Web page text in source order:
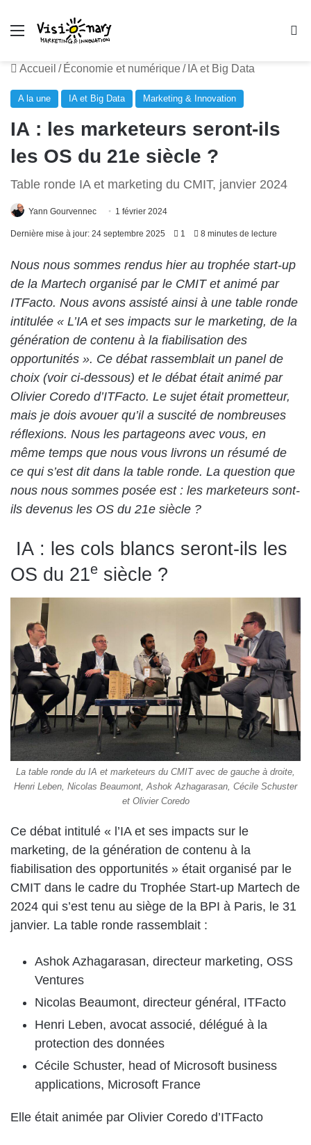
Menu
Accueil / Économie et numérique/ IA et Big Data
A la une IA et Big Data Marketing & Innovation
IA : les marketeurs seront-ils
les OS du 21e siècle ?
Table ronde IA et marketing du CMIT, janvier 2024
Yann Gourvennec 1 février 2024
Dernière mise à jour: 24 septembre 2025 1 8 minutes de lecture
Nous nous sommes rendus hier au trophée start-up
de la Martech organisé par le CMIT et animé par
ITFacto. Nous avons assisté ainsi à une table ronde
intitulée « L’IA et ses impacts sur le marketing, de la
génération de contenu à la fiabilisation des
opportunités ». Ce débat rassemblait un panel de
choix (voir ci-dessous) et le débat était animé par
Olivier Coredo d’ITFacto. Le sujet était prometteur,
mais je dois avouer qu’il a suscité de nombreuses
réflexions. Nous les partageons avec vous, en
même temps que nous vous livrons un résumé de
ce qui s’est dit dans la table ronde. La question que
nous nous sommes posée est : les marketeurs sont-
ils devenus les OS du 21e siècle ?
IA : les cols blancs seront-ils les
OS du 21e siècle ?
La table ronde du IA et marketeurs du CMIT avec de gauche à droite,
Henri Leben, Nicolas Beaumont, Ashok Azhagarasan, Cécile Schuster
et Olivier Coredo
Ce débat intitulé « l’IA et ses impacts sur le
marketing, de la génération de contenu à la
fiabilisation des opportunités » était organisé par le
CMIT dans le cadre du Trophée Start-up Martech de
2024 qui s’est tenu au siège de la BPI à Paris, le 31
janvier. La table ronde rassemblait :
Ashok Azhagarasan, directeur marketing, OSS
Ventures
Nicolas Beaumont, directeur général, ITFacto
Henri Leben, avocat associé, délégué à la
protection des données
Cécile Schuster, head of Microsoft business
applications, Microsoft France
Elle était animée par Olivier Coredo d’ITFacto